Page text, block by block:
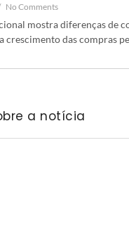
No Comments
mostra diferenças de
crescimento das compras
a notícia